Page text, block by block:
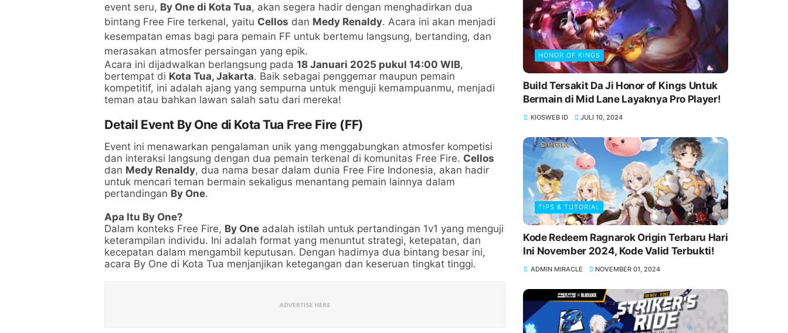
event seru, By One di Kota Tua, akan segera hadir dengan menghadirkan dua
bintang Free Fire terkenal, yaitu Cellos dan Medy Renaldy. Acara ini akan menjadi
kesempatan emas bagi para pemain FF untuk bertemu langsung, bertanding, dan
merasakan atmosfer persaingan yang epik.
Acara ini dijadwalkan berlangsung pada 18 Januari 2025 pukul 14:00 WIB,
bertempat di Kota Tua, Jakarta. Baik sebagai penggemar maupun pemain
kompetitif, ini adalah ajang yang sempurna untuk menguji kemampuanmu, menjadi
teman atau bahkan lawan salah satu dari mereka!
Detail Event By One di Kota Tua Free Fire (FF)
Event ini menawarkan pengalaman unik yang menggabungkan atmosfer kompetisi
dan interaksi langsung dengan dua pemain terkenal di komunitas Free Fire. Cellos
dan Medy Renaldy, dua nama besar dalam dunia Free Fire Indonesia, akan hadir
untuk mencari teman bermain sekaligus menantang pemain lainnya dalam
pertandingan By One.
Apa Itu By One?
Dalam konteks Free Fire, By One adalah istilah untuk pertandingan 1v1 yang menguji
keterampilan individu. Ini adalah format yang menuntut strategi, ketepatan, dan
kecepatan dalam mengambil keputusan. Dengan hadirnya dua bintang besar ini,
acara By One di Kota Tua menjanjikan ketegangan dan keseruan tingkat tinggi.
HONOR OF KINGS
Build Tersakit Da Ji Honor of Kings Untuk
Bermain di Mid Lane Layaknya Pro Player!
KIOSWEB ID JULI 10, 2024
TIPS & TUTORIAL
Kode Redeem Ragnarok Origin Terbaru Hari
Ini November 2024, Kode Valid Terbukti!
ADMIN MIRACLE NOVEMBER 01, 2024